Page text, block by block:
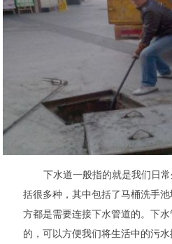
下水道一般指的就是我们日
括很多种，其中包括了马桶洗手
方都是需要连接下水管道的。下
的，可以方便我们将生活中的污